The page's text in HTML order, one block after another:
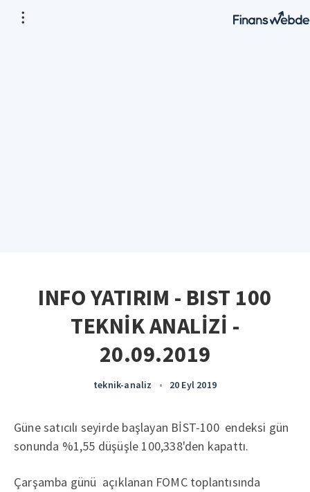
INFO YATIRIM - BIST 100
TEKNİK ANALİZİ -
20.09.2019
teknik-analiz • 20 Eyl 2019
Güne satıcılı seyirde başlayan BİST-100 endeksi gün
sonunda %1,55 düşüşle 100,338'den kapattı.
Çarşamba günü açıklanan FOMC toplantısında